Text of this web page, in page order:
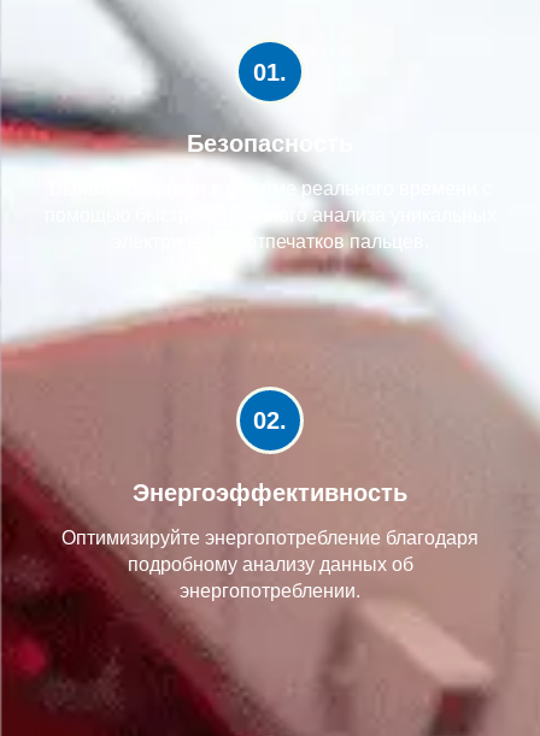
01.
Безопасность
Выявляйте риски в режиме реального времени с
помощью быстрого и точного анализа уникальных
электрических отпечатков пальцев.
02.
Энергоэффективность
Оптимизируйте энергопотребление благодаря
подробному анализу данных об
энергопотреблении.